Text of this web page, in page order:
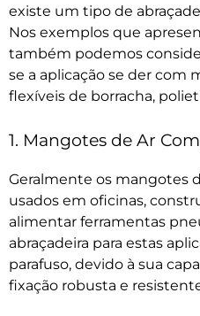
existe um tipo de
Nos exemplos que
também podemos
se a aplicação se der com
flexíveis de borracha,
1. Mangotes de Ar
Geralmente os mangotes
usados em oficinas,
alimentar ferramentas
abraçadeira para estas
parafuso, devido à sua
fixação robusta e